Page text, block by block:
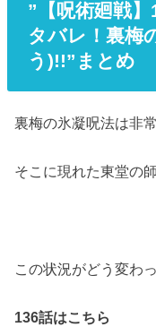
”【呪術廻戦
タバレ！裏梅
う)!!”まとめ
裏梅の氷凝呪法は非
そこに現れた東堂の
この状況がどう変わ
136話はこちら